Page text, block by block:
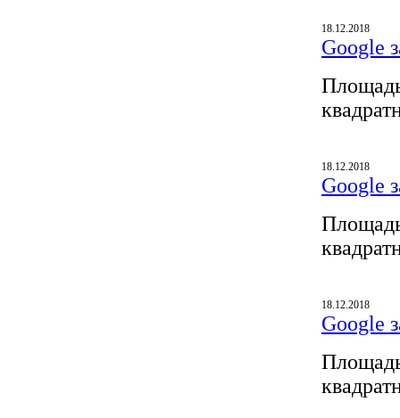
18.12.2018
Google
18.12.2018
Google
18.12.2018
Google